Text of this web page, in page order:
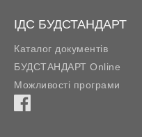
ІДС БУДСТАНДАРТ
Каталог документів
БУДСТАНДАРТ Online
Можливості програми